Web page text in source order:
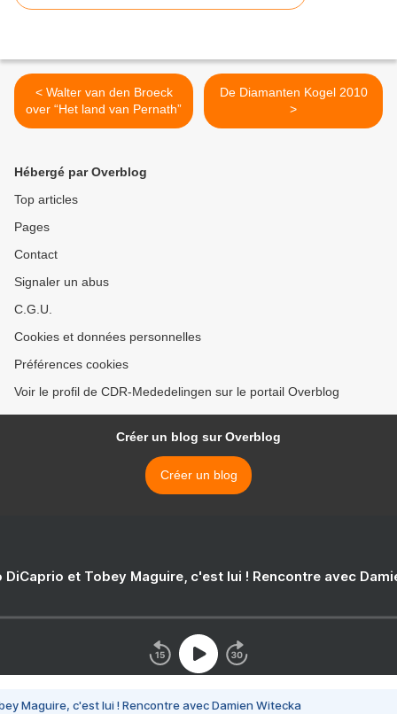
< Walter van den Broeck
over “Het land van Pernath”
De Diamanten Kogel 2010
>
Hébergé par Overblog
Top articles
Pages
Contact
Signaler un abus
C.G.U.
Cookies et données personnelles
Préférences cookies
Voir le profil de CDR-Mededelingen sur le portail Overblog
Créer un blog sur Overblog
Créer un blog
DiCaprio et Tobey Maguire, c'est lui ! Rencontre avec
Maguire, c'est lui ! Rencontre avec Damien Witecka